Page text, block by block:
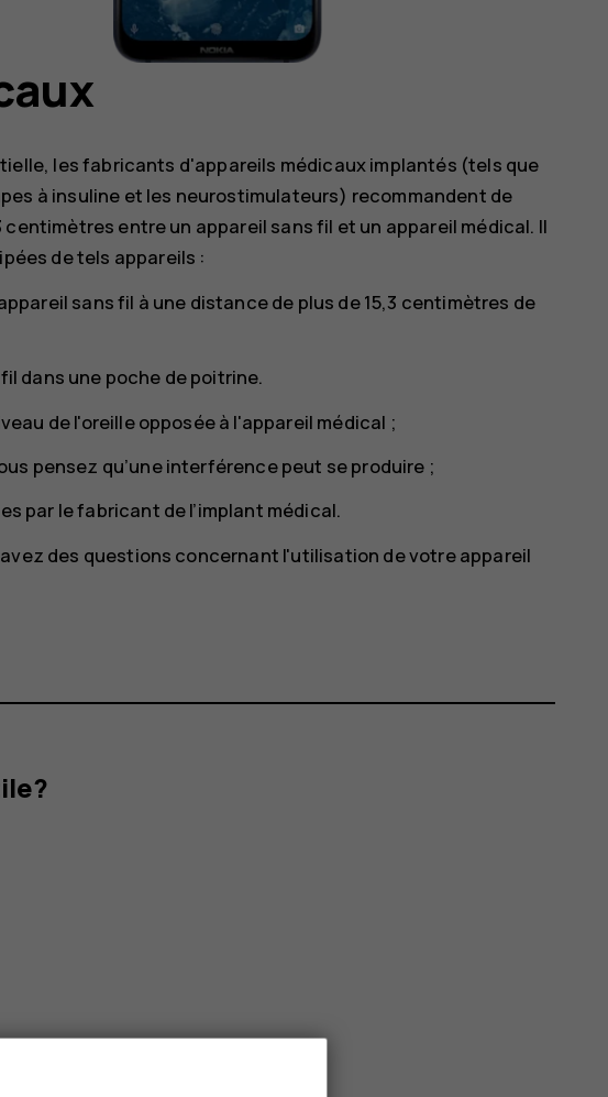
les fabricants d'appareils médicaux implantés (tels que
à insuline et les neurostimulateurs) recommandent de
entre un appareil sans fil et un appareil médical. Il
de tels appareils :
sans fil à une distance de plus de 15,3 centimètres de
dans une poche de poitrine.
de l'oreille opposée à l'appareil médical ;
pensez qu’une interférence peut se produire ;
par le fabricant de l’implant médical.
des questions concernant l'utilisation de votre appareil